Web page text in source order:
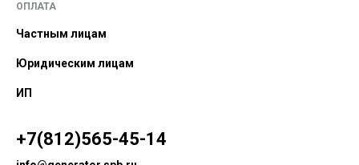
ОПЛАТА
Частным лицам
Юридическим лицам
ИП
+7(812)565-45-14